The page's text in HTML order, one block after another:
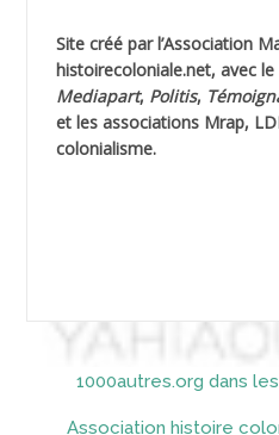
AHLOUCHE Mabrouk *
AIBLIED Ahmed
AICHEKADRA Sid Ahmed
AICI (ou AISSI) Laïd
Site créé par l’Association
histoirecoloniale.net, avec le
Mediapart, Politis,
et les associations Mrap,
colonialisme.
1000autres.org dans
Association histoire